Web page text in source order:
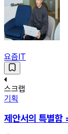
요즘IT
스크랩
기획
제안서의 특별함